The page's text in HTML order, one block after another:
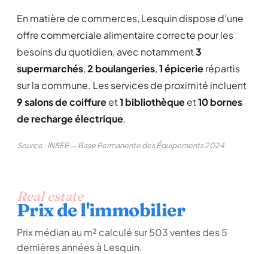
En matière de commerces, Lesquin dispose d'une
offre commerciale alimentaire correcte pour les
besoins du quotidien, avec notamment3
supermarchés,2 boulangeries,1 épicerierépartis
sur la commune. Les services de proximité incluent
9 salons de coiffureet1 bibliothèqueet10 bornes
de recharge électrique.
Source : INSEE — Base Permanente des Équipements 2024
Real estate
Prix de l'immobilier
Prix médian au m² calculé sur 503 ventes des 5
dernières années à Lesquin.